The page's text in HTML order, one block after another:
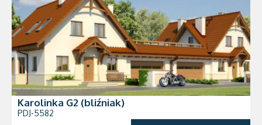
Karolinka G2 (bliźniak)
PDJ-5582